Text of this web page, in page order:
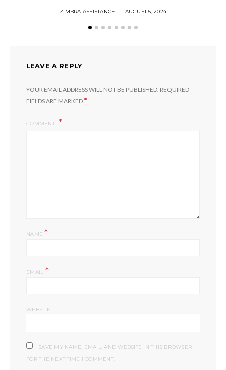
ZIMBRA ASSISTANCE AUGUST 5, 2024
LEAVE A REPLY
YOUR EMAIL ADDRESS WILL NOT BE PUBLISHED. REQUIRED
FIELDS ARE MARKED*
COMMENT
NAME*
EMAIL *
WEBSITE
SAVE MY NAME, EMAIL, AND WEBSITE IN THIS BROWSER
FOR THE NEXT TIME I COMMENT.